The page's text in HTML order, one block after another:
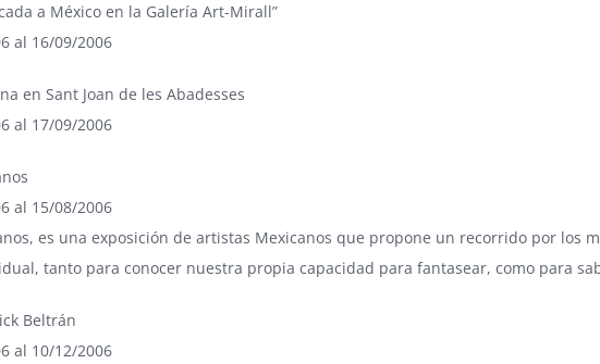
a México en la Galería Art-Mirall”
al 16/09/2006
en Sant Joan de les Abadesses
al 17/09/2006
al 15/08/2006
es una exposición de artistas Mexicanos que propone un recorrido por los
tanto para conocer nuestra propia capacidad para fantasear, como para
Beltrán
al 10/12/2006